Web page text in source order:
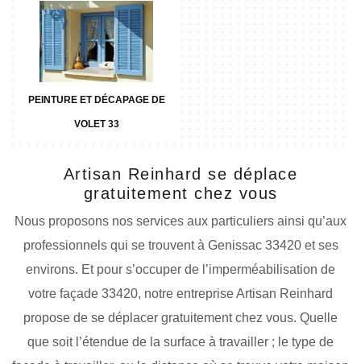
PEINTURE ET DÉCAPAGE DE
VOLET 33
Artisan Reinhard se déplace
gratuitement chez vous
Nous proposons nos services aux particuliers ainsi qu’aux
professionnels qui se trouvent à Genissac 33420 et ses
environs. Et pour s’occuper de l’imperméabilisation de
votre façade 33420, notre entreprise Artisan Reinhard
propose de se déplacer gratuitement chez vous. Quelle
que soit l’étendue de la surface à travailler ; le type de